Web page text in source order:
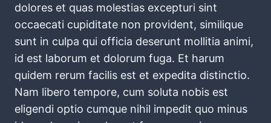
dolores et quas molestias excepturi sint
occaecati cupiditate non provident, similique
sunt in culpa qui officia deserunt mollitia animi,
id est laborum et dolorum fuga. Et harum
quidem rerum facilis est et expedita distinctio.
Nam libero tempore, cum soluta nobis est
eligendi optio cumque nihil impedit quo minus